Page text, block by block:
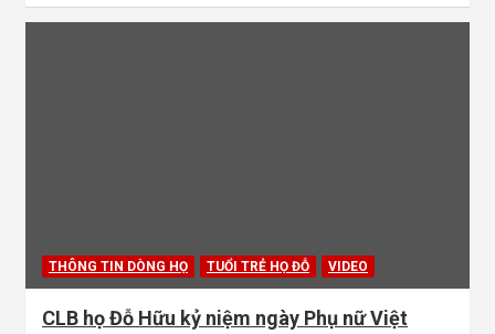
THÔNG TIN DÒNG HỌ TUỔI TRẺ HỌ ĐỖ VIDEO
CLB họ Đỗ Hữu kỷ niệm ngày Phụ nữ Việt